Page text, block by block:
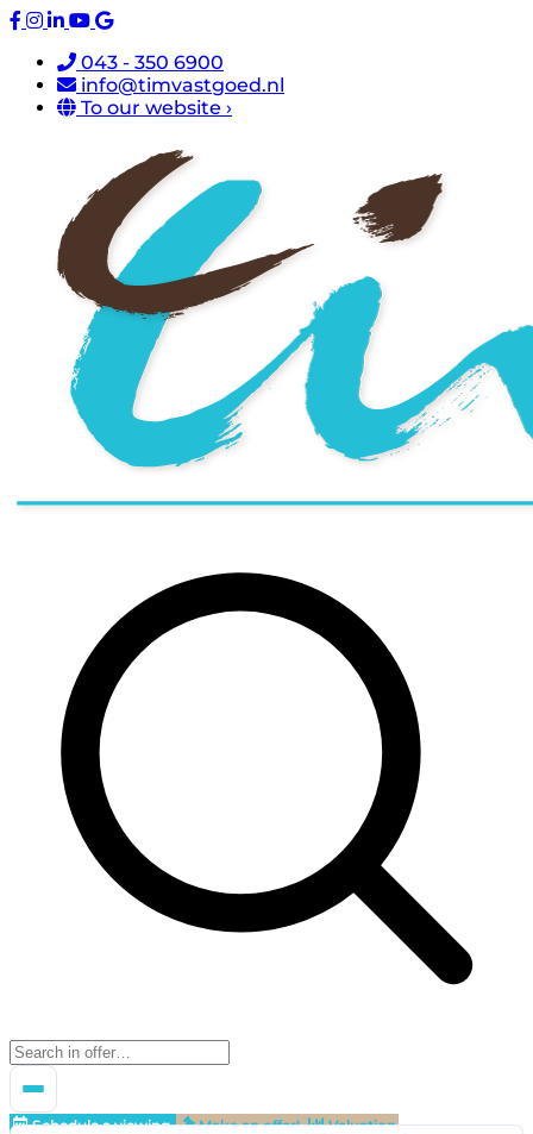
043 - 350 6900
info@timvastgoed.nl
To our website ›
Schedule a viewing Make an offer!
Valuation